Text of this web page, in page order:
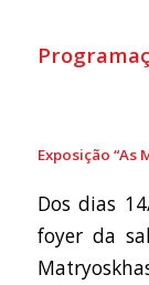
Exposição “As
Dos dias
foyer da